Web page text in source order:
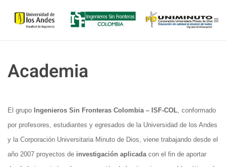
Skip to main content
Academia
El grupo Ingenieros Sin Fronteras Colombia – ISF-COL, conformado
por profesores, estudiantes y egresados de la Universidad de los Andes
y la Corporación Universitaria Minuto de Dios, viene trabajando desde el
año 2007 proyectos de investigación aplicada con el fin de aportar